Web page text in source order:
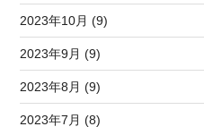
2023年10月 (9)
2023年9月 (9)
2023年8月 (9)
2023年7月 (8)